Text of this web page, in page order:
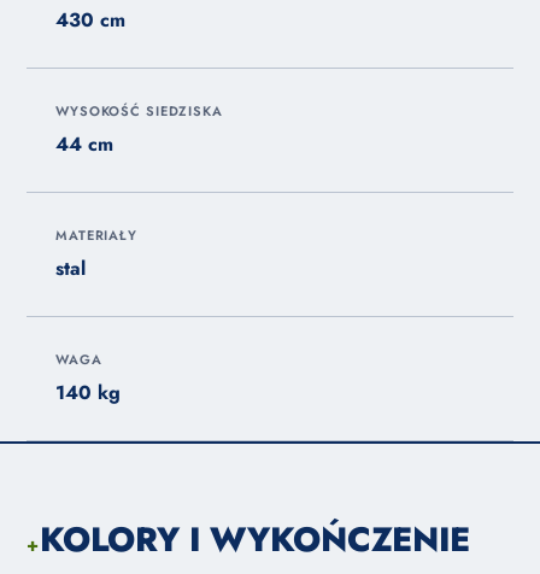
430 cm
WYSOKOŚĆ SIEDZISKA
44 cm
MATERIAŁY
stal
WAGA
140 kg
+KOLORY I WYKOŃCZENIE